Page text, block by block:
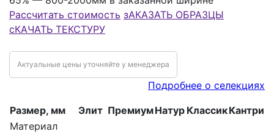
Рассчитать стоимость зАКАЗАТЬ ОБРАЗЦЫ
сКАЧАТЬ ТЕКСТУРУ
Актуальные цены уточняйте у менеджера
Подробнее о селекциях
Размер, мм Элит ПремиумНатур КлассикКантри
Материал